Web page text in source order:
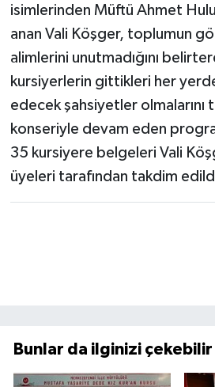
isimlerinden Müftü Ahmet
anan Vali Köşger, toplumun
alimlerini unutmadığını
kursiyerlerin gittikleri her
edecek şahsiyetler
konseriyle devam eden
35 kursiyere belgeleri Vali
üyeleri tarafından takdim
Bunlar da ilginizi çekebilir